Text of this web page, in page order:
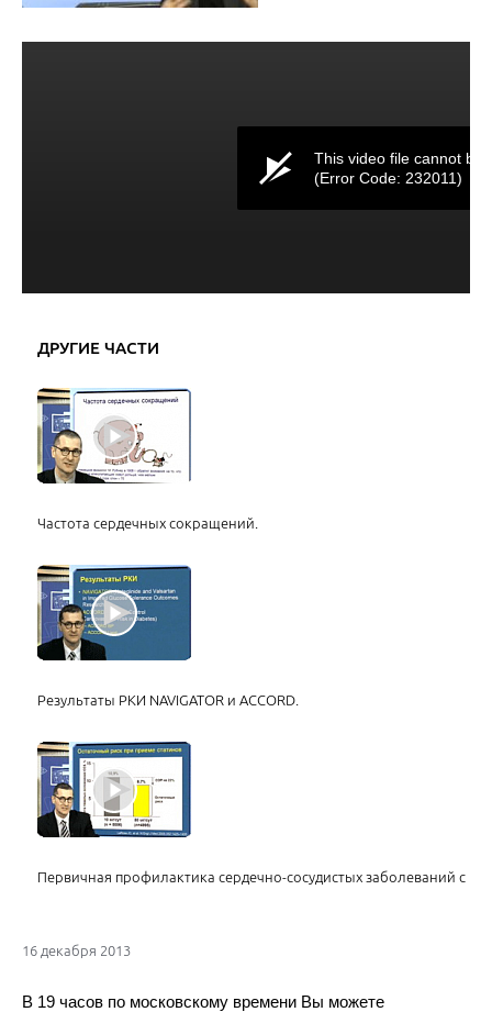
This video file cannot be
(Error Code: 232011)
ДРУГИЕ ЧАСТИ
Частота сердечных сокращений.
Результаты РКИ NAVIGATOR и ACCORD.
Первичная профилактика сердечно-сосудистых заболеваний с
16 декабря 2013
В 19 часов по московскому времени Вы можете